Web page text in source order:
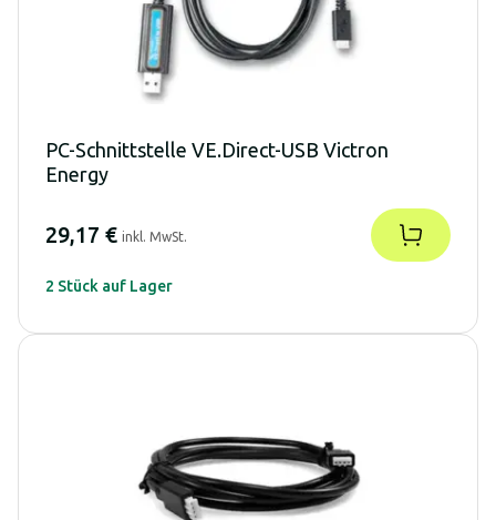
PC-Schnittstelle VE.Direct-USB Victron
Energy
29,17 € inkl. MwSt.
2 Stück auf Lager